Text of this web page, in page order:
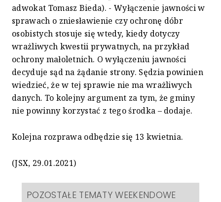
adwokat Tomasz Bieda). - Wyłączenie jawności w
sprawach o zniesławienie czy ochronę dóbr
osobistych stosuje się wtedy, kiedy dotyczy
wrażliwych kwestii prywatnych, na przykład
ochrony małoletnich. O wyłączeniu jawności
decyduje sąd na żądanie strony. Sędzia powinien
wiedzieć, że w tej sprawie nie ma wrażliwych
danych. To kolejny argument za tym, że gminy
nie powinny korzystać z tego środka – dodaje.
Kolejna rozprawa odbędzie się 13 kwietnia.
(JSX, 29.01.2021)
POZOSTAŁE TEMATY WEEKENDOWE